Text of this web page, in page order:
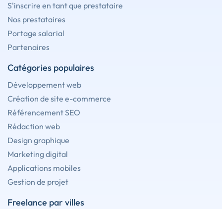
S'inscrire en tant que prestataire
Nos prestataires
Portage salarial
Partenaires
Catégories populaires
Développement web
Création de site e-commerce
Référencement SEO
Rédaction web
Design graphique
Marketing digital
Applications mobiles
Gestion de projet
Freelance par villes